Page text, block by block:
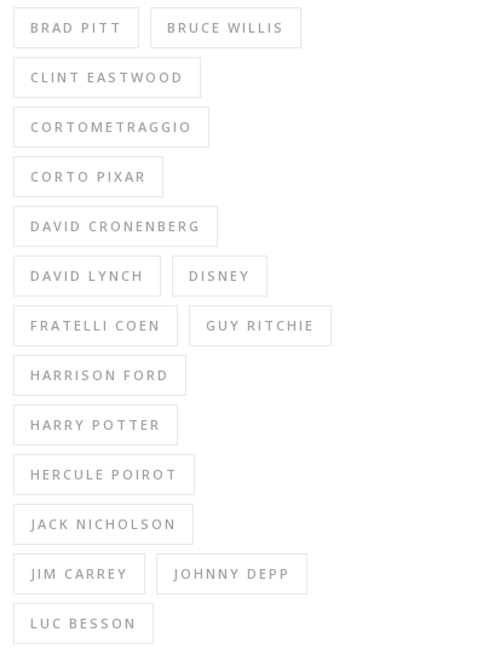
BRAD PITT BRUCE WILLIS
CLINT EASTWOOD
CORTOMETRAGGIO
CORTO PIXAR
DAVID CRONENBERG
DAVID LYNCH DISNEY
FRATELLI COEN GUY RITCHIE
HARRISON FORD
HARRY POTTER
HERCULE POIROT
JACK NICHOLSON
JIM CARREY JOHNNY DEPP
LUC BESSON